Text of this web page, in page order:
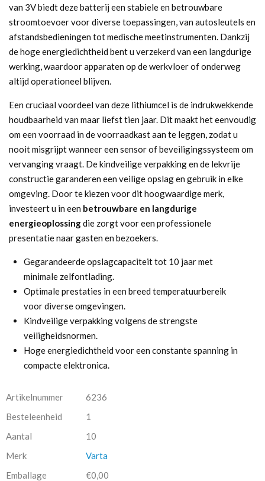
van 3V biedt deze batterij een stabiele en betrouwbare
stroomtoevoer voor diverse toepassingen, van autosleutels en
afstandsbedieningen tot medische meetinstrumenten. Dankzij
de hoge energiedichtheid bent u verzekerd van een langdurige
werking, waardoor apparaten op de werkvloer of onderweg
altijd operationeel blijven.
Een cruciaal voordeel van deze lithiumcel is de indrukwekkende
houdbaarheid van maar liefst tien jaar. Dit maakt het eenvoudig
om een voorraad in de voorraadkast aan te leggen, zodat u
nooit misgrijpt wanneer een sensor of beveiligingssysteem om
vervanging vraagt. De kindveilige verpakking en de lekvrije
constructie garanderen een veilige opslag en gebruik in elke
omgeving. Door te kiezen voor dit hoogwaardige merk,
investeert u in een betrouwbare en langdurige
energieoplossingdie zorgt voor een professionele
presentatie naar gasten en bezoekers.
Gegarandeerde opslagcapaciteit tot 10 jaar met
minimale zelfontlading.
Optimale prestaties in een breed temperatuurbereik
voor diverse omgevingen.
Kindveilige verpakking volgens de strengste
veiligheidsnormen.
Hoge energiedichtheid voor een constante spanning in
compacte elektronica.
Artikelnummer
6236
Besteleenheid
1
Aantal
10
Merk
Varta
Emballage
€0,00